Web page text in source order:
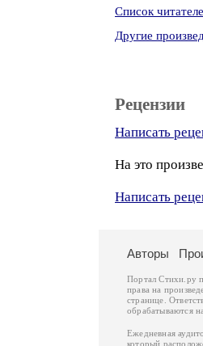
Список
Другие
Рецензии
Написать
На это
Написать
Авторы
Портал Стихи.ру
права на
странице.
обрабатываются
Ежедневная
который